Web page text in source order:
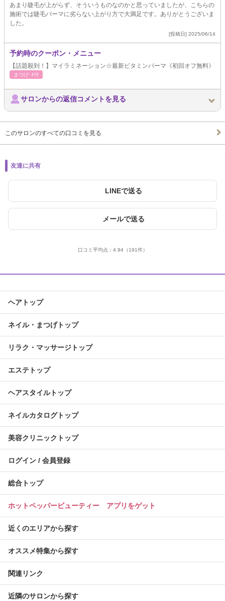
あまり睫毛が上がらず、そういうものなのかと思っていましたが、こちらの
施術では睫毛パーマに劣らない上がり方で大満足です。ありがとうございま
した。
[投稿日] 2025/06/14
予約時のクーポン・メニュー
【話題殺到！】マイラミネーション☆最新ビタミンパーマ《初回オフ無料》
まつげ･ﾒｲｸ
サロンからの返信コメントを見る
このサロンのすべての口コミを見る
友達に共有
LINEで送る
メールで送る
口コミ平均点： 4.94（191件）
ヘアトップ
ネイル・まつげトップ
リラク・マッサージトップ
エステトップ
ヘアスタイルトップ
ネイルカタログトップ
美容クリニックトップ
ログイン / 会員登録
総合トップ
ホットペッパービューティー アプリをゲット
近くのエリアから探す
オススメ特集から探す
関連リンク
近隣のサロンから探す